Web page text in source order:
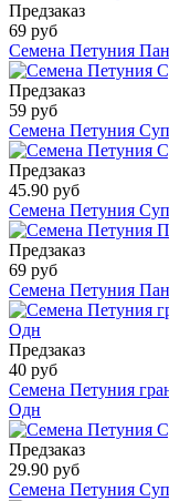
Предзаказ
69 руб
Семена Петуния
Предзаказ
59 руб
Семена Петуния
Предзаказ
45.90 руб
Семена Петуния
Предзаказ
69 руб
Семена Петуния
Предзаказ
40 руб
Семена Петуния
Одн
Предзаказ
29.90 руб
Семена Петуния